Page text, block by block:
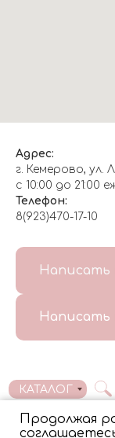
Продолжая
Адрес:
г. Кемерово, ул.
с 10:00 до 21:00
Телефон:
8(923)470-17-10
Написать
Написать
КАТАЛОГ